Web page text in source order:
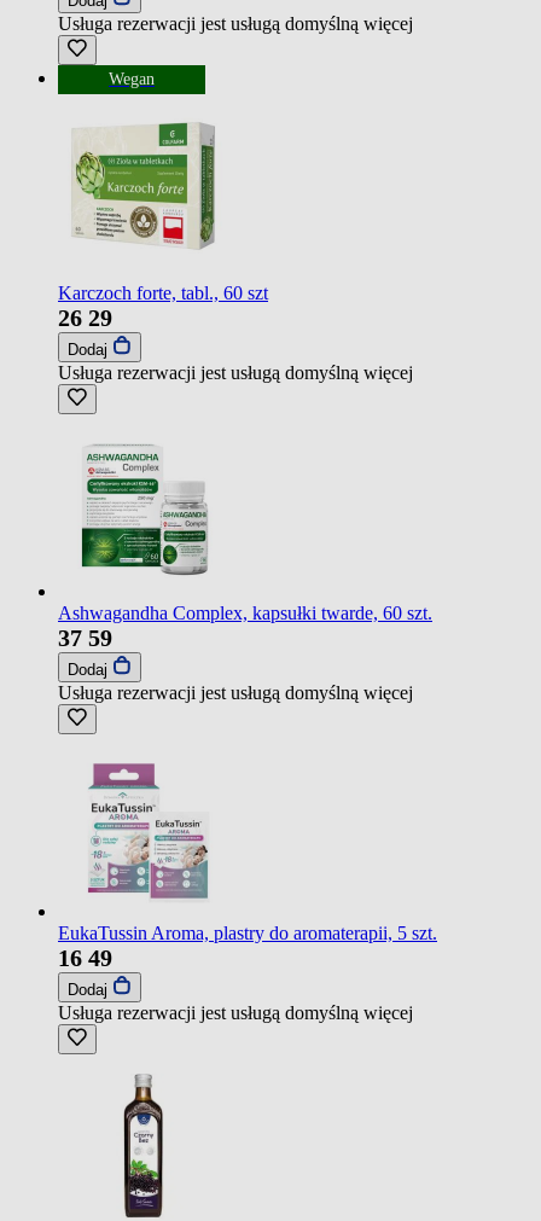
Usługa rezerwacji jest usługą domyślną więcej
Wegan
Karczoch forte, tabl., 60 szt
26 29
Dodaj
Usługa rezerwacji jest usługą domyślną więcej
Ashwagandha Complex, kapsułki twarde, 60 szt.
37 59
Dodaj
Usługa rezerwacji jest usługą domyślną więcej
EukaTussin Aroma, plastry do aromaterapii, 5 szt.
16 49
Dodaj
Usługa rezerwacji jest usługą domyślną więcej